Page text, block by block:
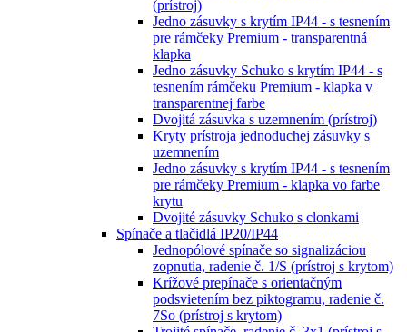
(prístroj)
Jedno zásuvky s krytím IP44 - s tesnením
pre rámčeky Premium - transparentná
klapka
Jedno zásuvky Schuko s krytím IP44 - s
tesnením rámčeku Premium - klapka v
transparentnej farbe
Dvojitá zásuvka s uzemnením (prístroj)
Kryty prístroja jednoduchej zásuvky s
uzemnením
Jedno zásuvky s krytím IP44 - s tesnením
pre rámčeky Premium - klapka vo farbe
krytu
Dvojité zásuvky Schuko s clonkami
Spínače a tlačidlá IP20/IP44
Jednopólové spínače so signalizáciou
zopnutia, radenie č. 1/S (prístroj s krytom)
Krížové prepínače s orientačným
podsvietením bez piktogramu, radenie č.
7So (prístroj s krytom)